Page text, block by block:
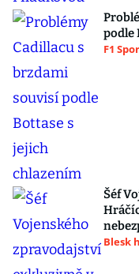
podle
F1
Šéf
Blesk